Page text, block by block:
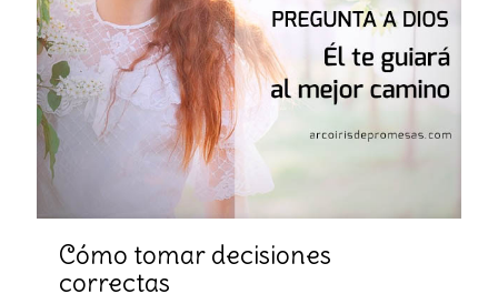
Cómo tomar decisiones
correctas